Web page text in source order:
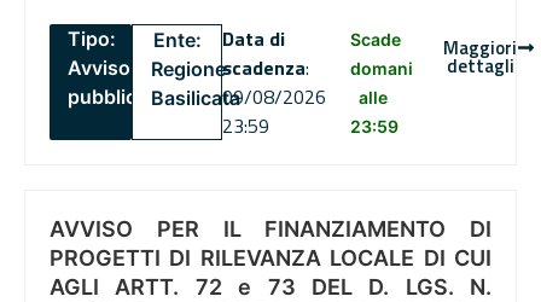
Tipo:
Avviso
pubblico
Ente:
Regione
Basilicata
Data di
scadenza:
09/08/2026
23:59
Scade
domani
alle
23:59
Maggiori
dettagli
AVVISO PER IL FINANZIAMENTO DI
PROGETTI DI RILEVANZA LOCALE DI CUI
AGLI ARTT. 72 e 73 DEL D. LGS. N.